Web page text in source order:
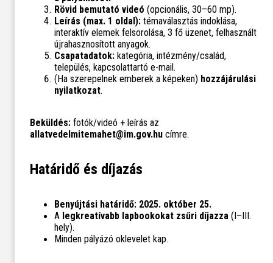
Rövid bemutató videó (opcionális, 30–60 mp).
Leírás (max. 1 oldal):témaválasztás indoklása,
interaktív elemek felsorolása, 3 fő üzenet, felhasznált
újrahasznosított anyagok.
Csapatadatok:kategória, intézmény/család,
település, kapcsolattartó e-mail.
(Ha szerepelnek emberek a képeken) hozzájárulási
nyilatkozat.
Beküldés:fotók/videó + leírás az
allatvedelmitemahet@im.gov.hucímre.
Határidő és díjazás
Benyújtási határidő: 2025. október 25.
A legkreatívabb lapbookokat zsűri díjazza (I–III.
hely).
Minden pályázó oklevelet kap.